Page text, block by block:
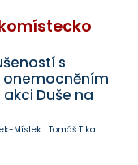
s
akci Duše na
Místek| Tomáš Tikal